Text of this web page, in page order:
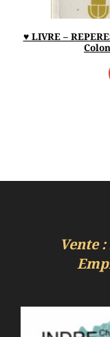
♥ LIVRE –
Vente